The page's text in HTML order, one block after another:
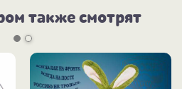
также смотрят